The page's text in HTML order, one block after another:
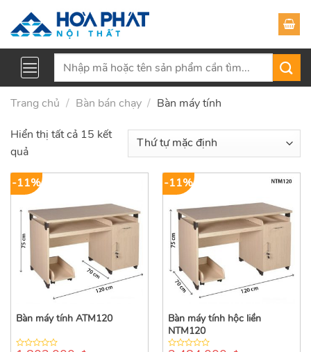
Tìm
Trang chủ / Bàn bán chạy / Bàn máy tính
Hiển thị tất cả 15 kết
quả
-11%
Bàn máy tính ATM120
-11%
Bàn máy tính hộc liền
NTM120